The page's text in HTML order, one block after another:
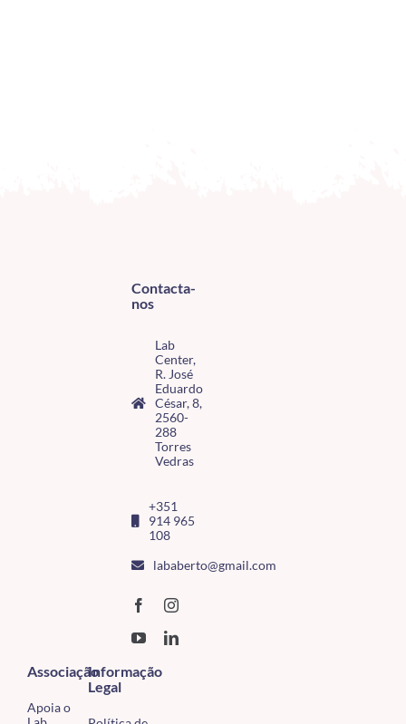
Contacta-
nos
Lab
Center,
R. José
Eduardo
César, 8,
2560-
288
Torres
Vedras
+351
914 965
108
lababerto@gmail.com
Associação
Apoia o
Informação
Legal